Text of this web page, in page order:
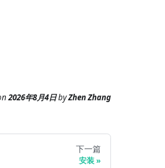
2026年8月4日byZhen Zhang
下一篇
安装